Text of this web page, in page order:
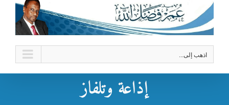
اذهب إلى...
إذاعة وتلفاز